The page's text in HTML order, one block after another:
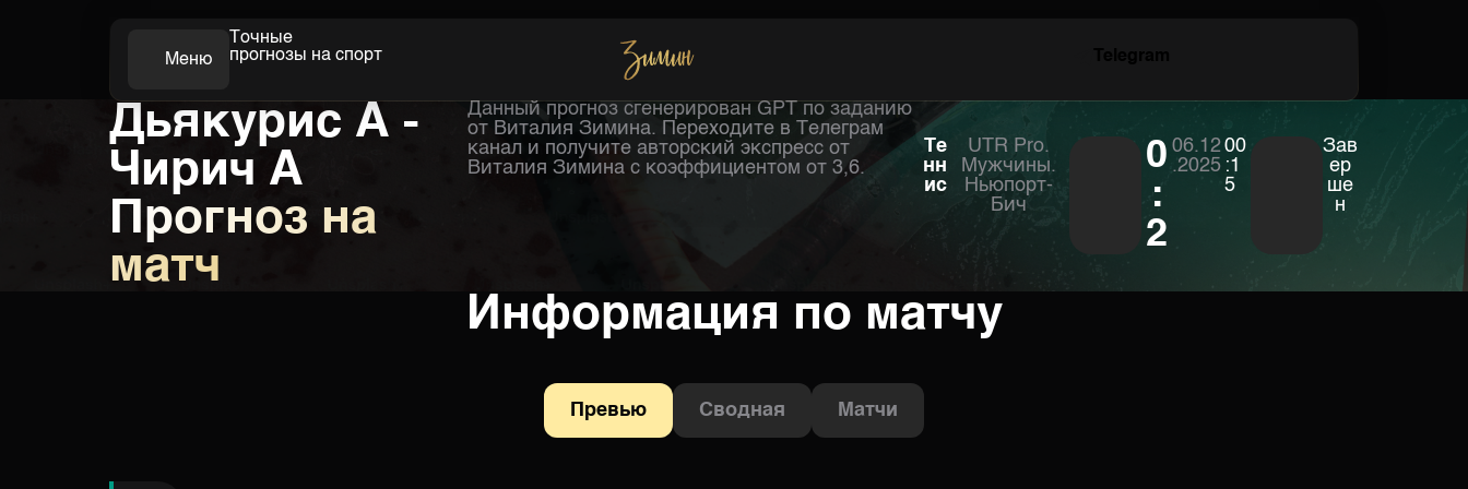
Меню
Точные
прогнозы на спорт
Футбол Хоккей
Дьякурис А -
Чирич А
Прогноз на
матч
Данный прогноз сгенерирован GPT по заданию
от Виталия Зимина. Переходите в Телеграм
канал и получите авторский экспресс от
Виталия Зимина с коэффициентом от 3,6.
Те
нн
ис
UTR Pro.
Мужчины.
Ньюпорт-
Бич
0
:
2
06.12
.2025
00
:1
5
Зав
ер
ше
н
Информация по матчу
Превью Сводная Матчи